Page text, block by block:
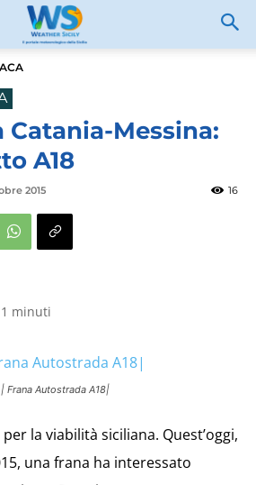
Catania-Messina:
A18
2015 16
1 minuti
| Frana Autostrada A18|
la viabilità siciliana. Quest’oggi,
una frana ha interessato